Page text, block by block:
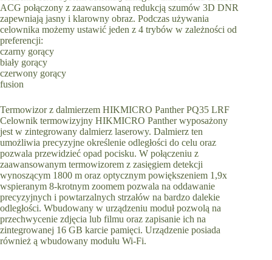
ACG połączony z zaawansowaną redukcją szumów 3D DNR
zapewniają jasny i klarowny obraz. Podczas używania
celownika możemy ustawić jeden z 4 trybów w zależności od
preferencji:
czarny gorący
biały gorący
czerwony gorący
fusion
Termowizor z dalmierzem HIKMICRO Panther PQ35 LRF
Celownik termowizyjny HIKMICRO Panther wyposażony
jest w zintegrowany dalmierz laserowy. Dalmierz ten
umożliwia precyzyjne określenie odległości do celu oraz
pozwala przewidzieć opad pocisku. W połączeniu z
zaawansowanym termowizorem z zasięgiem detekcji
wynoszącym 1800 m oraz optycznym powiększeniem 1,9x
wspieranym 8-krotnym zoomem pozwala na oddawanie
precyzyjnych i powtarzalnych strzałów na bardzo dalekie
odległości. Wbudowany w urządzeniu moduł pozwolą na
przechwycenie zdjęcia lub filmu oraz zapisanie ich na
zintegrowanej 16 GB karcie pamięci. Urządzenie posiada
również ą wbudowany modułu Wi-Fi.